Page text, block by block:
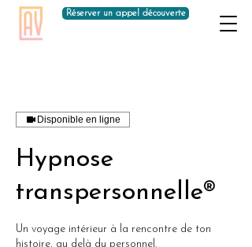
Réserver un appel découverte
Disponible en ligne
Hypnose
transpersonnelle®
Un voyage intérieur à la rencontre de ton
histoire, au delà du personnel.